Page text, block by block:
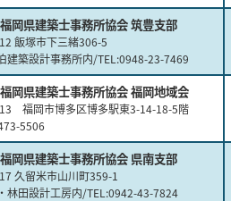
福岡県建築士事務所協会 筑豊支部
飯塚市下三緒306-5
建築設計事務所内/TEL:0948-23-7469
福岡県建築士事務所協会 福岡地域会
福岡市博多区博多駅東3-14-18-5階
5506
福岡県建築士事務所協会 県南支部
久留米市山川町359-1
林田設計工房内/TEL:0942-43-7824